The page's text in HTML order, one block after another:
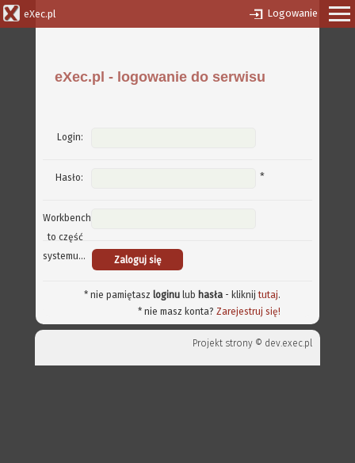
eXec.pl Logowanie
eXec.pl - logowanie do serwisu
Login:
Hasło: *
Workbench
to część
systemu...
* nie pamiętasz loginu lub hasła - kliknijtutaj.
* nie masz konta? Zarejestruj się!
Projekt strony © dev.exec.pl